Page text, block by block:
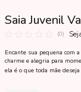
Saia Juvenil
(0)
Encante sua pequena com
charme e alegria para
ela é o que toda mãe